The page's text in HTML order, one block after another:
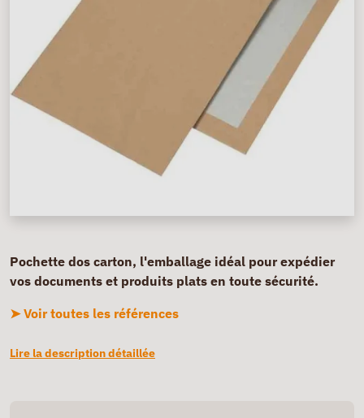
Pochette dos carton, l'emballage idéal pour expédier
vos documents et produits plats en toute sécurité.
➤ Voir toutes les références
Lire la description détaillée